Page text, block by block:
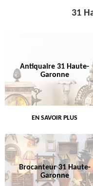
31
Antiquaire 31 Haute-
Garonne
EN SAVOIR PLUS
Brocanteur 31 Haute-
Garonne